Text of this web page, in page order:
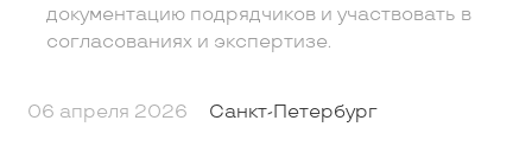
документацию подрядчиков и участвовать в
согласованиях и экспертизе.
06 апреля 2026 Санкт-Петербург